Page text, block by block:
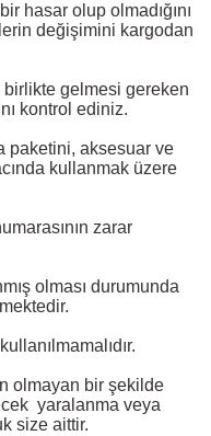
hasar olup olmadığını
değişimini kargodan
gelmesi gereken
kontrol ediniz.
paketini, aksesuar ve
kullanmak üzere
zarar
olması durumunda
olmayan bir şekilde
yaralanma veya
size aittir.